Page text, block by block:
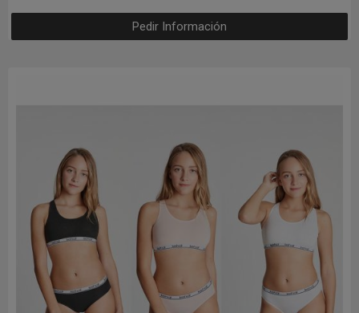
Pedir Información